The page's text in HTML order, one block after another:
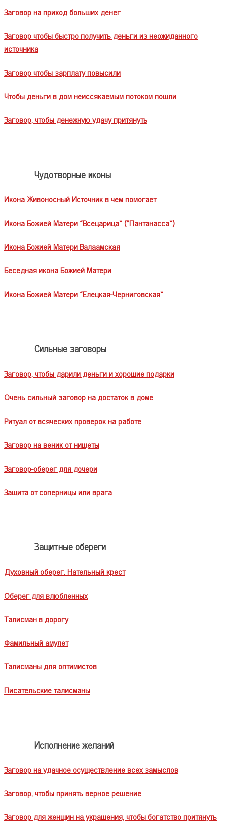
Заговор на приход больших денег
Заговор чтобы быстро получить деньги из неожиданного
источника
Заговор чтобы зарплату повысили
Чтобы деньги в дом неиссякаемым потоком пошли
Заговор, чтобы денежную удачу притянуть
Чудотворные иконы
Икона Живоносный Источник в чем помогает
Икона Божией Матери «Всецарица» («Пантанасса»)
Икона Божией Матери Валаамская
Беседная икона Божией Матери
Икона Божией Матери «Елецкая-Черниговская»
Сильные заговоры
Заговор, чтобы дарили деньги и хорошие подарки
Очень сильный заговор на достаток в доме
Ритуал от всяческих проверок на работе
Заговор на веник от нищеты
Заговор-оберег для дочери
Защита от соперницы или врага
Защитные обереги
Духовный оберег. Нательный крест
Оберег для влюбленных
Талисман в дорогу
Фамильный амулет
Талисманы для оптимистов
Писательские талисманы
Исполнение желаний
Заговор на удачное осуществление всех замыслов
Заговор, чтобы принять верное решение
Заговор для женщин на украшения, чтобы богатство притянуть